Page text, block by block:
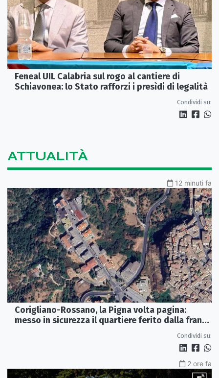
Feneal UIL Calabria sul rogo al cantiere di
Schiavonea: lo Stato rafforzi i presìdi di legalità
Condividi su:
ATTUALITÀ
12 minuti fa
Corigliano-Rossano, la Pigna volta pagina:
messo in sicurezza il quartiere ferito dalla frana
Condividi su:
2 ore fa